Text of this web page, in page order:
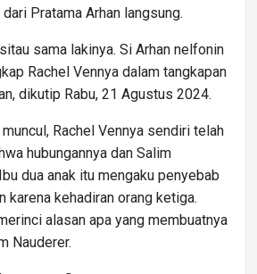
Pratama Arhan langsung.
sama lakinya. Si Arhan nelfonin
Rachel Vennya dalam tangkapan
dikutip Rabu, 21 Agustus 2024.
Rachel Vennya sendiri telah
hubungannya dan Salim
dua anak itu mengaku penyebab
karena kehadiran orang ketiga.
alasan apa yang membuatnya
Nauderer.